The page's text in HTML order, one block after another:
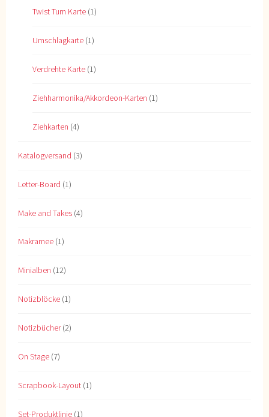
Twist Turn Karte (1)
Umschlagkarte (1)
Verdrehte Karte (1)
Ziehharmonika/Akkordeon-Karten (1)
Ziehkarten (4)
Katalogversand (3)
Letter-Board (1)
Make and Takes (4)
Makramee (1)
Minialben (12)
Notizblöcke (1)
Notizbücher(2)
On Stage (7)
Scrapbook-Layout (1)
Set-Produktlinie (1)